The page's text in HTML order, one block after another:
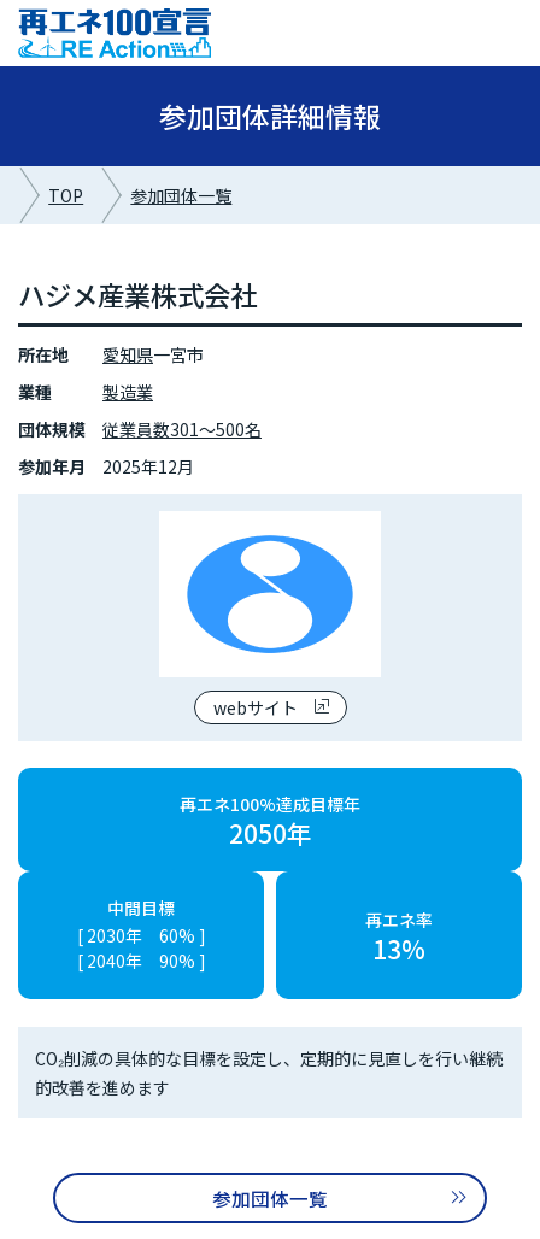
参加団体詳細情報
TOP 参加団体一覧
ハジメ産業株式会社
所在地 愛知県一宮市
業種
製造業
団体規模
従業員数301～500名
参加年月
2025年12月
webサイト
再エネ100%達成目標年
2050年
中間目標
[ 2030年 60% ]
[ 2040年 90% ]
再エネ率
13%
CO₂削減の具体的な目標を設定し、定期的に見直しを行い継続
的改善を進めます
参加団体一覧